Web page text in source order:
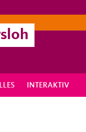
INTERAKTIV